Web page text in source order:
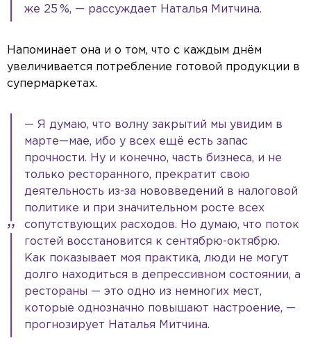
же 25 %, — рассуждает Наталья Митчина.
Напоминает она и о том, что с каждым днём
увеличивается потребление готовой продукции в
супермаркетах.
— Я думаю, что волну закрытий мы увидим в
марте—мае, ибо у всех ещё есть запас
прочности. Ну и конечно, часть бизнеса, и не
только ресторанного, прекратит свою
деятельность из-за нововведений в налоговой
политике и при значительном росте всех
сопутствующих расходов. Но думаю, что поток
гостей восстановится к сентябрю-октябрю.
Как показывает моя практика, люди не могут
долго находиться в депрессивном состоянии, а
рестораны — это одно из немногих мест,
которые однозначно повышают настроение, —
прогнозирует Наталья Митчина.